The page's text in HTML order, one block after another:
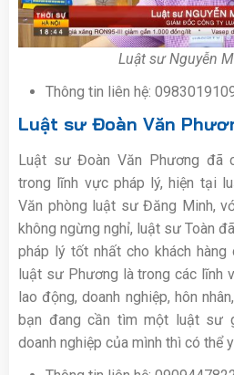
Luật sư Nguyễn
Thông tin liên hệ:
Luật sư Đoàn Văn
Luật sư Đoàn Văn Phương đã
trong lĩnh vực pháp lý, hiện tại
Văn phòng luật sư Đăng Minh,
không ngừng nghỉ, luật sư Toàn
pháp lý tốt nhất cho khách hàng
luật sư Phương là trong các lĩnh
lao động, doanh nghiệp, hôn
bạn đang cần tìm một luật sư
doanh nghiệp của mình thì có thể